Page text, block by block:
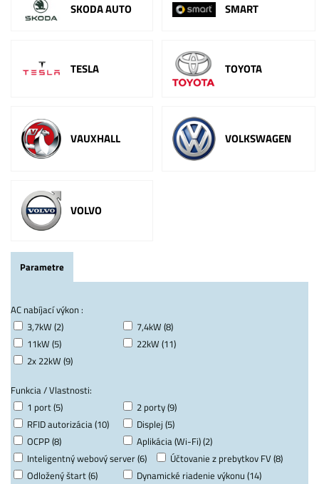
SKODA AUTO SMART
TESLA TOYOTA
VAUXHALL VOLKSWAGEN
VOLVO
Parametre
AC nabíjací výkon :
3,7kW (2)
7,4kW (8)
11kW (5)
22kW (11)
2x 22kW (9)
Funkcia / Vlastnosti:
1 port (5)
2 porty (9)
RFID autorizácia (10)
Displej (5)
OCPP (8)
Aplikácia (Wi-Fi) (2)
Inteligentný webový server (6)
Účtovanie z prebytkov FV (8)
Odložený štart (6)
Dynamické riadenie výkonu (14)